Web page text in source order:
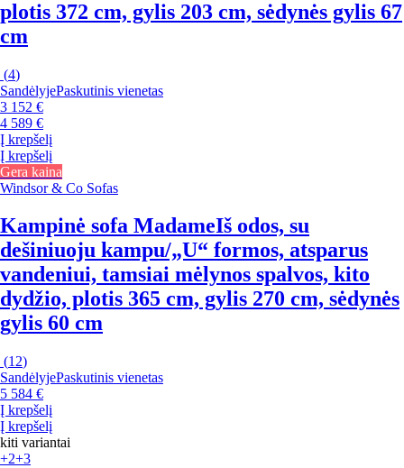
plotis 372 cm, gylis 203 cm, sėdynės gylis 67
cm
(4)
SandėlyjePaskutinis vienetas
3 152 €
4 589 €
Į krepšelį
Į krepšelį
Gera kaina
Windsor & Co Sofas
Kampinė sofa MadameIš odos, su
dešiniuoju kampu/„U“ formos, atsparus
vandeniui, tamsiai mėlynos spalvos, kito
dydžio, plotis 365 cm, gylis 270 cm, sėdynės
gylis 60 cm
(12)
SandėlyjePaskutinis vienetas
5 584 €
Į krepšelį
Į krepšelį
kiti variantai
+2+3